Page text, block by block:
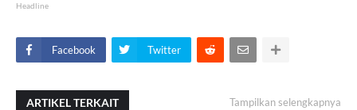
Headline
Facebook Twitter
ARTIKEL TERKAIT Tampilkan selengkapnya